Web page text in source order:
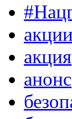
акции
акция
анонс